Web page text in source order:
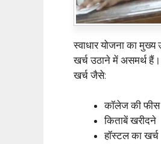
स्वाधार योजना का
खर्च उठाने में असमर्थ
खर्च जैसे:
कॉलेज की फीस
किताबें खरीदने
हॉस्टल का खर्च